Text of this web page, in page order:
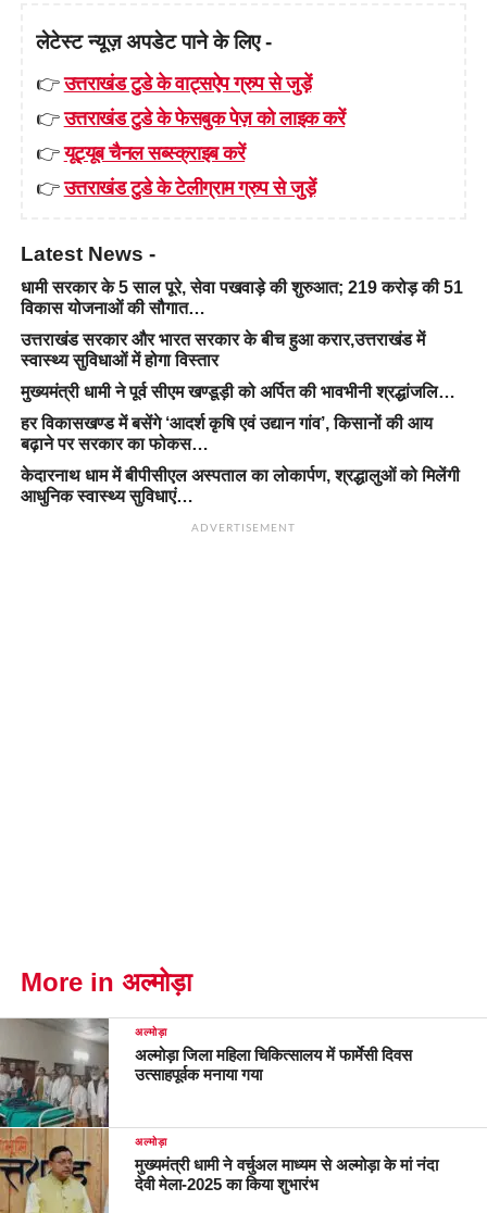
लेटेस्ट न्यूज़ अपडेट पाने के लिए -
👉उत्तराखंड टुडे के वाट्सऐप ग्रुप से जुड़ें
👉उत्तराखंड टुडे के फेसबुक पेज़ को लाइक करें
👉यूट्यूब चैनल सब्स्क्राइब करें
👉उत्तराखंड टुडे के टेलीग्राम ग्रुप से जुड़ें
Latest News -
धामी सरकार के 5 साल पूरे, सेवा पखवाड़े की शुरुआत; 219 करोड़ की 51
विकास योजनाओं की सौगात…
उत्तराखंड सरकार और भारत सरकार के बीच हुआ करार,उत्तराखंड में
स्वास्थ्य सुविधाओं में होगा विस्तार
मुख्यमंत्री धामी ने पूर्व सीएम खण्डूड़ी को अर्पित की भावभीनी श्रद्धांजलि…
हर विकासखण्ड में बसेंगे ‘आदर्श कृषि एवं उद्यान गांव’, किसानों की आय
बढ़ाने पर सरकार का फोकस…
केदारनाथ धाम में बीपीसीएल अस्पताल का लोकार्पण, श्रद्धालुओं को मिलेंगी
आधुनिक स्वास्थ्य सुविधाएं…
ADVERTISEMENT
More in अल्मोड़ा
अल्मोड़ा
अल्मोड़ा जिला महिला चिकित्सालय में फार्मेसी दिवस
उत्साहपूर्वक मनाया गया
अल्मोड़ा
मुख्यमंत्री धामी ने वर्चुअल माध्यम से अल्मोड़ा के मां नंदा
देवी मेला-2025 का किया शुभारंभ